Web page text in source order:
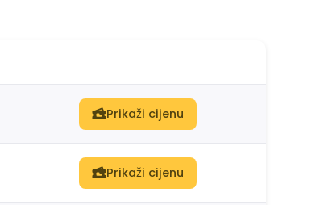
Prikaži cijenu
Prikaži cijenu